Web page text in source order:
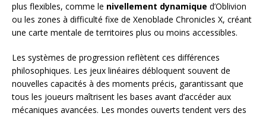
plus flexibles, comme le nivellement dynamique d’Oblivion
ou les zones à difficulté fixe de Xenoblade Chronicles X, créant
une carte mentale de territoires plus ou moins accessibles.
Les systèmes de progression reflètent ces différences
philosophiques. Les jeux linéaires débloquent souvent de
nouvelles capacités à des moments précis, garantissant que
tous les joueurs maîtrisent les bases avant d’accéder aux
mécaniques avancées. Les mondes ouverts tendent vers des